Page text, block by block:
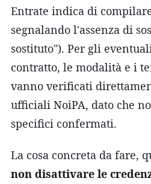
Entrate indica di
segnalando l'assenza di
sostituto"). Per gli
contratto, le modalità e i
vanno verificati
ufficiali NoiPA, dato che
specifici confermati.
La cosa concreta da fare,
non disattivare le